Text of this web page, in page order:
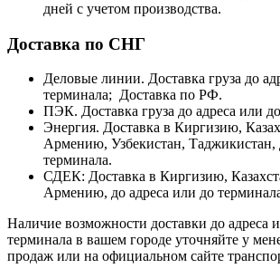
дней с учетом производства.
Доставка по СНГ
Деловые линии. Доставка груза до
терминала; Доставка по РФ.
ПЭК. Доставка груза до адреса или
Энергия. Доставка в Киргизию,
Армению, Узбекистан, Таджикистан,
терминала.
СДЕК: Доставка в Киргизию,
Армению, до адреса или до
Наличие возможности доставки до адреса
терминала в вашем городе уточняйте у
продаж или на официальном сайте